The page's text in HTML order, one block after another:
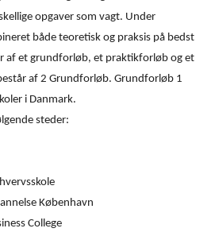
opgaver som vagt. Under
både teoretisk og praksis på bedst
af et grundforløb, et praktikforløb og et
af 2 Grundforløb. Grundforløb 1
i Danmark.
steder:
København
College